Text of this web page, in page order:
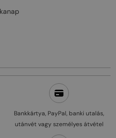
Bankkártya, PayPal, banki utalás,
utánvét vagy személyes átvétel